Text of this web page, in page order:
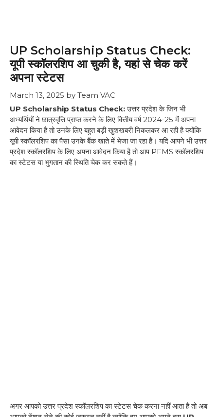
UP Scholarship Status Check:
यूपी स्कॉलरशिप आ चुकी है, यहां से चेक करें
अपना स्टेटस
March 13, 2025 by Team VAC
UP Scholarship Status Check:उत्तर प्रदेश के जिन भी
अभ्यर्थियों ने छात्रवृत्ति प्राप्त करने के लिए वित्तीय वर्ष 2024-25 में अपना
आवेदन किया है तो उनके लिए बहुत बड़ी खुशखबरी निकलकर आ रही है क्योंकि
यूपी स्कॉलरशिप का पैसा उनके बैंक खाते में भेजा जा रहा है। यदि आपने भी उत्तर
प्रदेश स्कॉलरशिप के लिए अपना आवेदन किया है तो आप PFMS स्कॉलरशिप
का स्टेटस या भुगतान की स्थिति चेक कर सकते हैं।
अगर आपको उत्तर प्रदेश स्कॉलरशिप का स्टेटस चेक करना नहीं आता है तो अब